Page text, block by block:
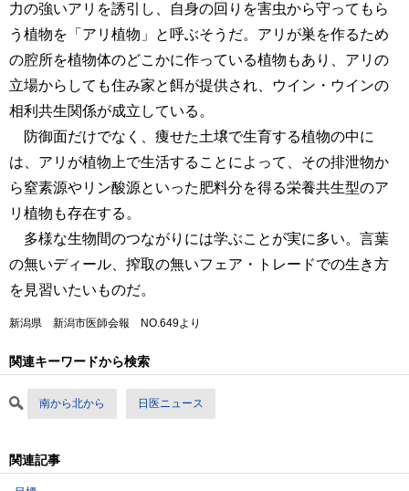
力の強いアリを誘引し、自身の回りを害虫から守ってもら
う植物を「アリ植物」と呼ぶそうだ。アリが巣を作るため
の腔所を植物体のどこかに作っている植物もあり、アリの
立場からしても住み家と餌が提供され、ウイン・ウインの
相利共生関係が成立している。
防御面だけでなく、痩せた土壌で生育する植物の中に
は、アリが植物上で生活することによって、その排泄物か
ら窒素源やリン酸源といった肥料分を得る栄養共生型のア
リ植物も存在する。
多様な生物間のつながりには学ぶことが実に多い。言葉
の無いディール、搾取の無いフェア・トレードでの生き方
を見習いたいものだ。
新潟県 新潟市医師会報 NO.649より
関連キーワードから検索
南から北から 日医ニュース
関連記事